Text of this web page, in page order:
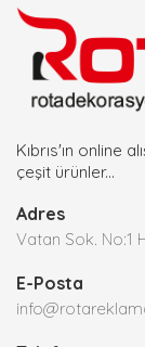
Kıbrıs'ın online
çeşit ürünler...
Adres
Vatan Sok.
E-Posta